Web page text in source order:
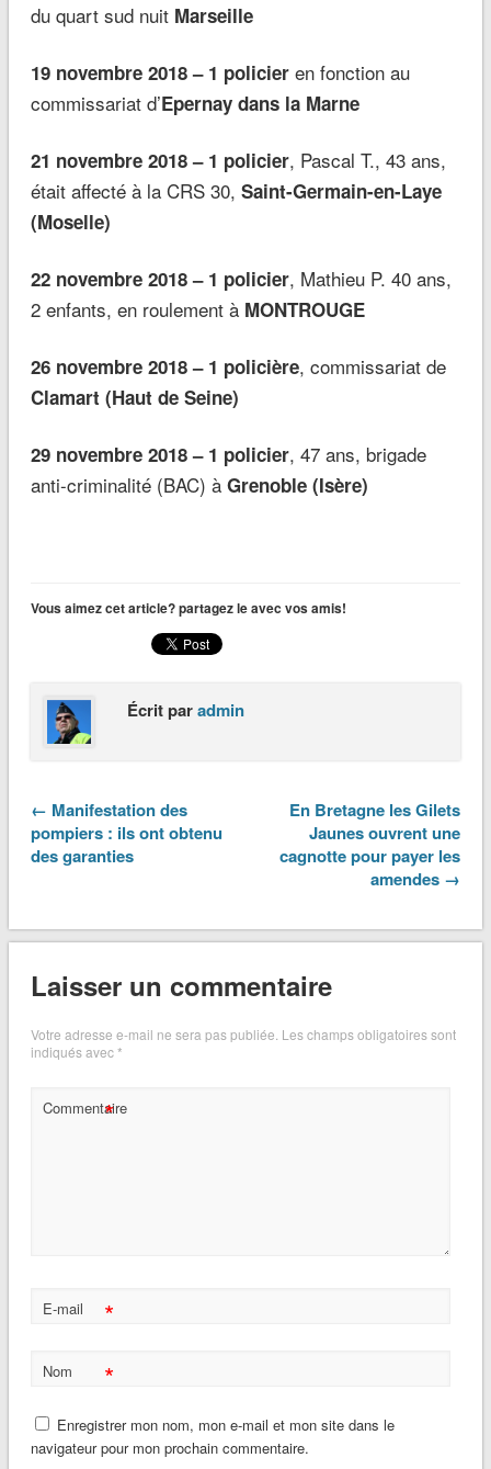
du quart sud nuit Marseille
19 novembre 2018 – 1 policieren fonction au
commissariat d’Epernay dans la Marne
21 novembre 2018 – 1 policier, Pascal T., 43 ans,
était affecté à la CRS 30, Saint-Germain-en-Laye
(Moselle)
22 novembre 2018 – 1 policier, Mathieu P. 40 ans,
2 enfants, en roulement à MONTROUGE
26 novembre 2018 – 1 policière, commissariat de
Clamart (Haut de Seine)
29 novembre 2018 – 1 policier, 47 ans, brigade
anti-criminalité (BAC) à Grenoble (Isère)
Vous aimez cet article? partagez le avec vos amis!
Écrit paradmin
← Manifestation des
pompiers : ils ont obtenu
des garanties
En Bretagne les Gilets
Jaunes ouvrent une
cagnotte pour payer les
amendes →
Laisser un commentaire
Votre adresse e-mail ne sera pas publiée. Les champs obligatoires sont
indiqués avec*
Commentaire
*
E-mail *
Nom *
Enregistrer mon nom, mon e-mail et mon site dans le
navigateur pour mon prochain commentaire.